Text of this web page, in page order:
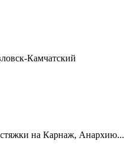
Камчатский
на Карнаж, Анархию...